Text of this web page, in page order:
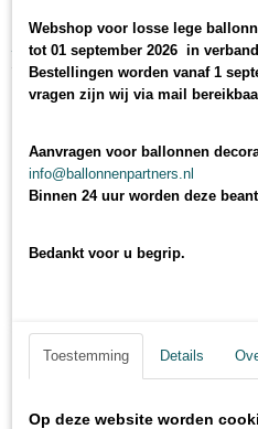
Home> webshop>ballonnen
Webshop voor losse lege
tot 01 september 2026 in
Bestellingen worden vanaf 1
vragen zijn wij via mail
Aanvragen voor ballonnen
info@ballonnenpartners.nl
Binnen 24 uur worden deze
Bedankt voor u begrip.
Toestemming Details
Op deze website worden